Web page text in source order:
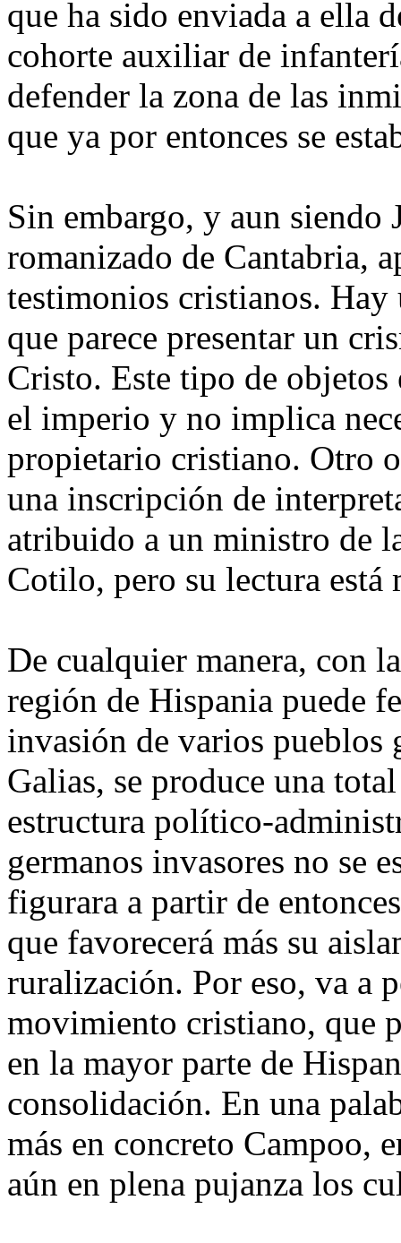
que ha sido enviada a ella
cohorte auxiliar de
defender la zona de las
que ya por entonces se
Sin embargo, y aun
romanizado de Cantabria,
testimonios cristianos.
que parece presentar un
Cristo. Este tipo de
el imperio y no implica
propietario cristiano. Otro
una inscripción de
atribuido a un ministro de
Cotilo, pero su lectura está
De cualquier manera, con
región de Hispania puede
invasión de varios pueblos
Galias, se produce una
estructura político-
germanos invasores no se
figurara a partir de
que favorecerá más su
ruralización. Por eso, va a
movimiento cristiano, que
en la mayor parte de
consolidación. En una
más en concreto Campoo,
aún en plena pujanza los